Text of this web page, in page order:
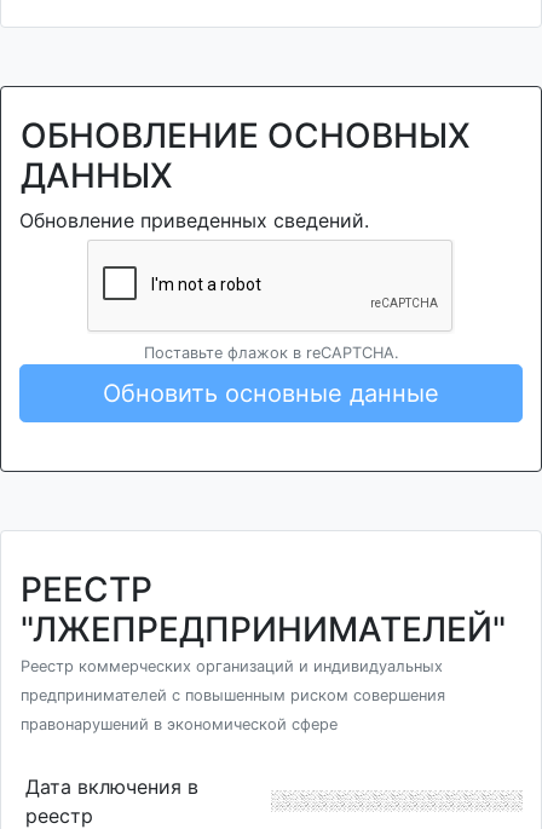
ОБНОВЛЕНИЕ ОСНОВНЫХ
ДАННЫХ
Обновление приведенных сведений.
Поставьте флажок в reCAPTCHA.
Обновить основные данные
РЕЕСТР
"ЛЖЕПРЕДПРИНИМАТЕЛЕЙ"
Реестр коммерческих организаций и индивидуальных
предпринимателей с повышенным риском совершения
правонарушений в экономической сфере
Дата включения в
реестр